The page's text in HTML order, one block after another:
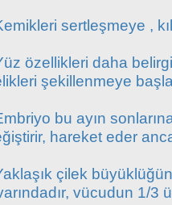
sertleşmeye ,
özellikleri daha
şekillenmeye
bu ayın
hareket eder
çilek
vücudun 1/3